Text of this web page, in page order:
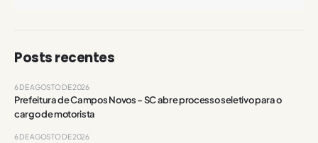
Posts recentes
Prefeitura de Campos Novos – SC abre processo seletivo para o
cargo de motorista
6 DE AGOSTO DE 2026
6 DE AGOSTO DE 2026